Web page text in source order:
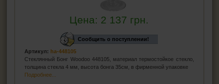
Цена: 2 137 грн.
Сообщить о поступлении!
Артикул: ha-448105
Стеклянный Бонг Woodoo 448105, материал термостойкое стекло,
толщина стекла 4 мм, высота бонга 35см, в фирменной упаковке
Подробнее...